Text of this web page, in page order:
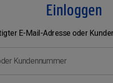
Einloggen
E-Mail-Adresse oder
Kundennummer